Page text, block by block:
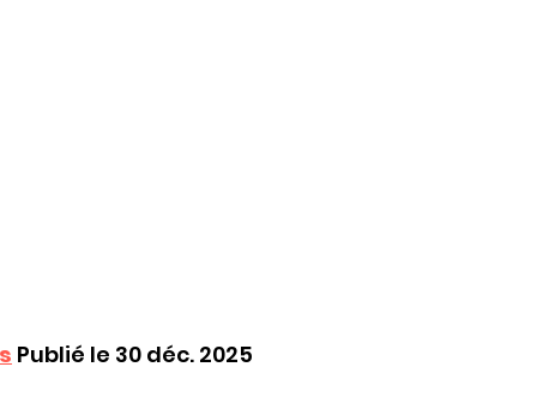
Publié le 30 déc. 2025